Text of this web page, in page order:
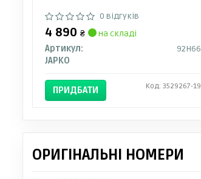
0 відгуків
4 890 ₴
на складі
Артикул:
92H66
JAPKO
ПРИДБАТИ Код: 3529267-19
ОРИГІНАЛЬНІ НОМЕРИ